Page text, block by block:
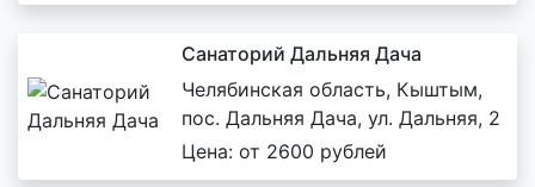
Санаторий Дальняя Дача
Челябинская область, Кыштым,
пос. Дальняя Дача, ул. Дальняя, 2
Цена: от 2600 рублей